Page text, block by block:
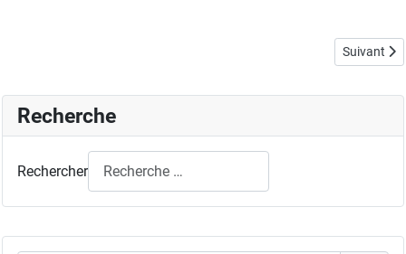
Article
Suivant
Recherche
Rechercher